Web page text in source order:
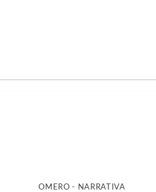
OMERO - NARRATIVA